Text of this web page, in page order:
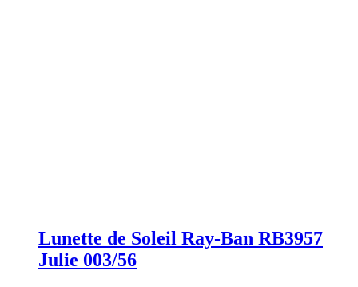
Lunette de Soleil Ray-Ban RB3957
Julie 003/56